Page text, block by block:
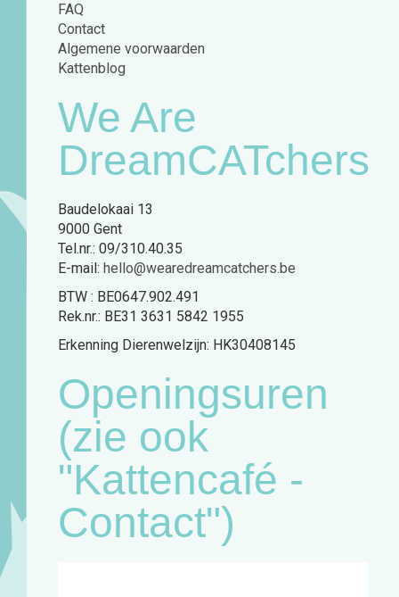
FAQ
Contact
Algemene voorwaarden
Kattenblog
We Are
DreamCATchers
Baudelokaai 13
9000 Gent
Tel.nr.: 09/310.40.35
E-mail: hello@wearedreamcatchers.be
BTW : BE0647.902.491
Rek.nr.: BE31 3631 5842 1955
Erkenning Dierenwelzijn: HK30408145
Openingsuren
(zie ook
"Kattencafé -
Contact")